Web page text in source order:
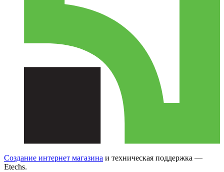
Создание интернет магазина и техническая поддержка —
Etechs.